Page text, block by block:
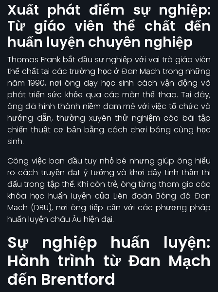
Xuất phát điểm sự nghiệp:
Từ giáo viên thể chất đến
huấn luyện chuyên nghiệp
Thomas Frank bắt đầu sự nghiệp với vai trò giáo viên
thể chất tại các trường học ở Đan Mạch trong những
năm 1990, nơi ông dạy học sinh cách vận động và
phát triển sức khỏe qua các môn thể thao. Tại đây,
ông đã hình thành niềm đam mê với việc tổ chức và
hướng dẫn, thường xuyên thử nghiệm các bài tập
chiến thuật cơ bản bằng cách chơi bóng cùng học
sinh.
Công việc ban đầu tuy nhỏ bé nhưng giúp ông hiểu
rõ cách truyền đạt ý tưởng và khơi dậy tinh thần thi
đấu trong tập thể. Khi còn trẻ, ông từng tham gia các
khóa học huấn luyện của Liên đoàn Bóng đá Đan
Mạch (DBU), nơi ông tiếp cận với các phương pháp
huấn luyện châu Âu hiện đại.
Sự nghiệp huấn luyện:
Hành trình từ Đan Mạch
đến Brentford